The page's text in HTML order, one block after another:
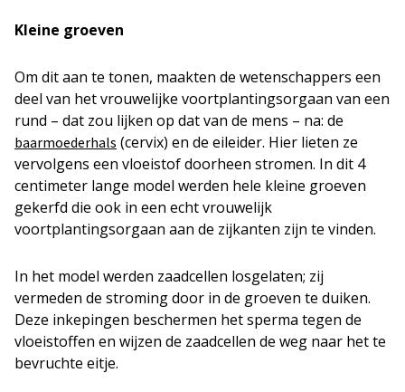
Kleine groeven
Om dit aan te tonen, maakten de wetenschappers een
deel van het vrouwelijke voortplantingsorgaan van een
rund – dat zou lijken op dat van de mens – na: de
baarmoederhals (cervix) en de eileider. Hier lieten ze
vervolgens een vloeistof doorheen stromen. In dit 4
centimeter lange model werden hele kleine groeven
gekerfd die ook in een echt vrouwelijk
voortplantingsorgaan aan de zijkanten zijn te vinden.
In het model werden zaadcellen losgelaten; zij
vermeden de stroming door in de groeven te duiken.
Deze inkepingen beschermen het sperma tegen de
vloeistoffen en wijzen de zaadcellen de weg naar het te
bevruchte eitje.